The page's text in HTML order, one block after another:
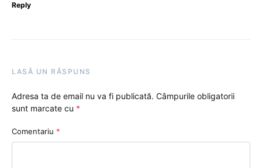
Reply
LASĂ UN RĂSPUNS
Adresa ta de email nu va fi publicată. Câmpurile obligatorii
sunt marcate cu *
Comentariu *